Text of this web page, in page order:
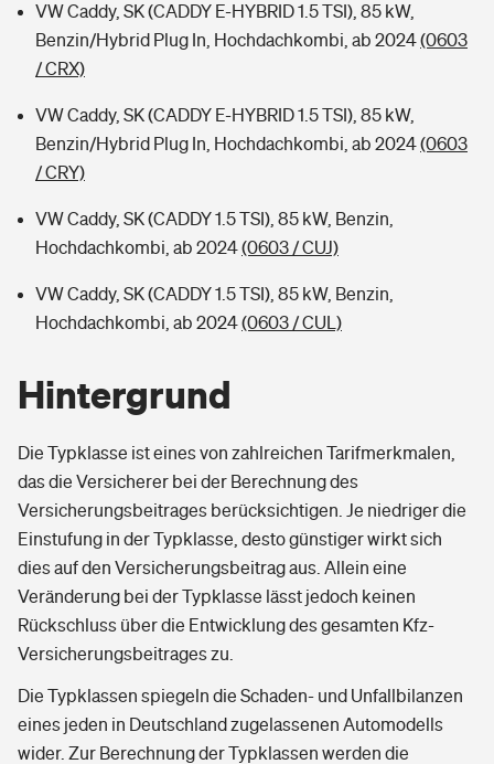
VW Caddy, SK (CADDY E-HYBRID 1.5 TSI), 85 kW,
Benzin/Hybrid Plug In, Hochdachkombi, ab 2024(0603
/ CRX)
VW Caddy, SK (CADDY E-HYBRID 1.5 TSI), 85 kW,
Benzin/Hybrid Plug In, Hochdachkombi, ab 2024(0603
/ CRY)
VW Caddy, SK (CADDY 1.5 TSI), 85 kW, Benzin,
Hochdachkombi, ab 2024(0603 / CUJ)
VW Caddy, SK (CADDY 1.5 TSI), 85 kW, Benzin,
Hochdachkombi, ab 2024(0603 / CUL)
Hintergrund
Die Typklasse ist eines von zahlreichen Tarifmerkmalen,
das die Versicherer bei der Berechnung des
Versicherungsbeitrages berücksichtigen. Je niedriger die
Einstufung in der Typklasse, desto günstiger wirkt sich
dies auf den Versicherungsbeitrag aus. Allein eine
Veränderung bei der Typklasse lässt jedoch keinen
Rückschluss über die Entwicklung des gesamten Kfz-
Versicherungsbeitrages zu.
Die Typklassen spiegeln die Schaden- und Unfallbilanzen
eines jeden in Deutschland zugelassenen Automodells
wider. Zur Berechnung der Typklassen werden die